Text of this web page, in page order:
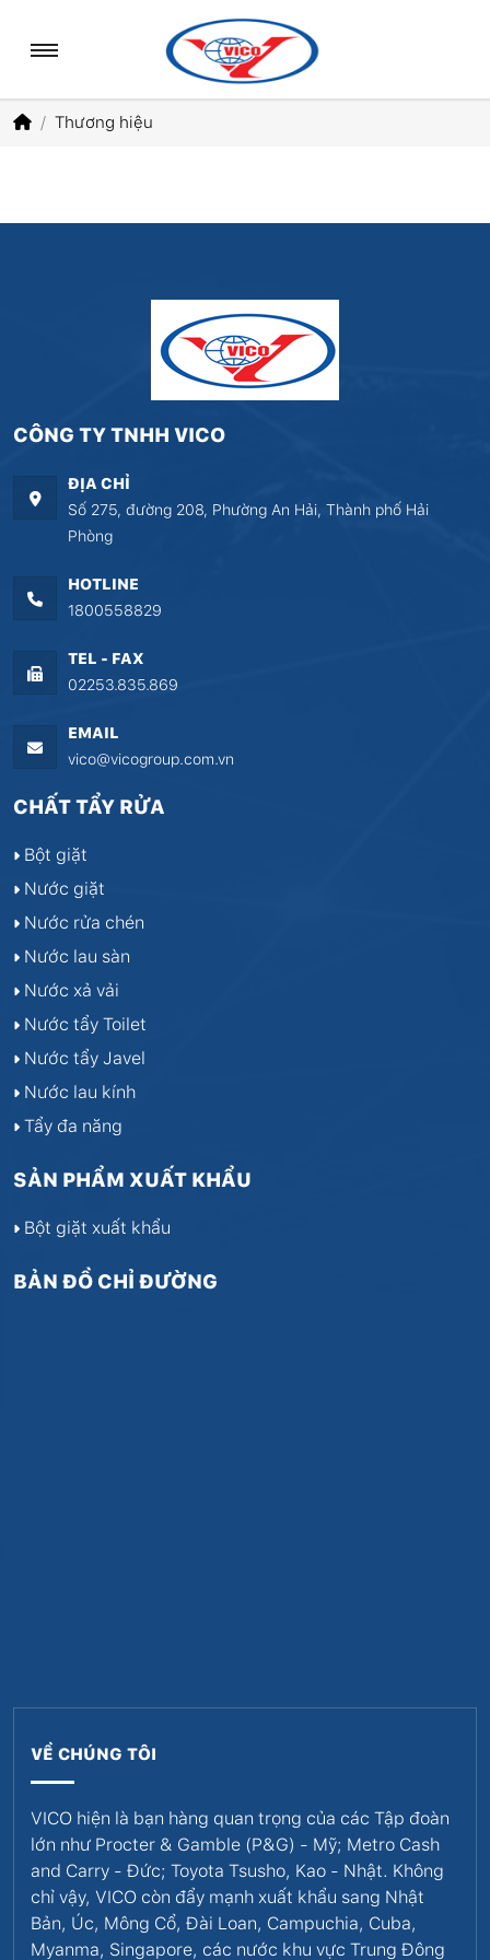
Thương hiệu
CÔNG TY TNHH VICO
ĐỊA CHỈ
Số 275, đường 208, Phường An Hải, Thành phố Hải
Phòng
HOTLINE
1800558829
TEL - FAX
02253.835.869
EMAIL
vico@vicogroup.com.vn
CHẤT TẨY RỬA
Bột giặt
Nước giặt
Nước rửa chén
Nước lau sàn
Nước xả vải
Nước tẩy Toilet
Nước tẩy Javel
Nước lau kính
Tẩy đa năng
SẢN PHẨM XUẤT KHẨU
Bột giặt xuất khẩu
BẢN ĐỒ CHỈ ĐƯỜNG
VỀ CHÚNG TÔI
VICO hiện là bạn hàng quan trọng của các Tập đoàn
lớn như Procter & Gamble (P&G) - Mỹ; Metro Cash
and Carry - Đức; Toyota Tsusho, Kao - Nhật. Không
chỉ vậy, VICO còn đẩy mạnh xuất khẩu sang Nhật
Bản, Úc, Mông Cổ, Đài Loan, Campuchia, Cuba,
Myanma, Singapore, các nước khu vực Trung Đông